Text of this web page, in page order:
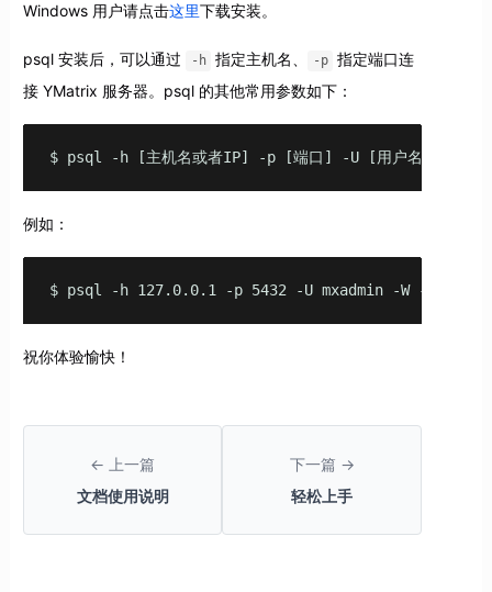
Windows 用户请点击这里下载安装。
psql 安装后，可以通过 -h 指定主机名、 -p 指定端口连
接 YMatrix 服务器。psql 的其他常用参数如下：
$ psql -h [主机名或者IP] -p [端口] -U [用户名] -W -d
例如：
$ psql -h 127.0.0.1 -p 5432 -U mxadmin -W -d mxdb
祝你体验愉快！
← 上一篇
文档使用说明
下一篇 →
轻松上手